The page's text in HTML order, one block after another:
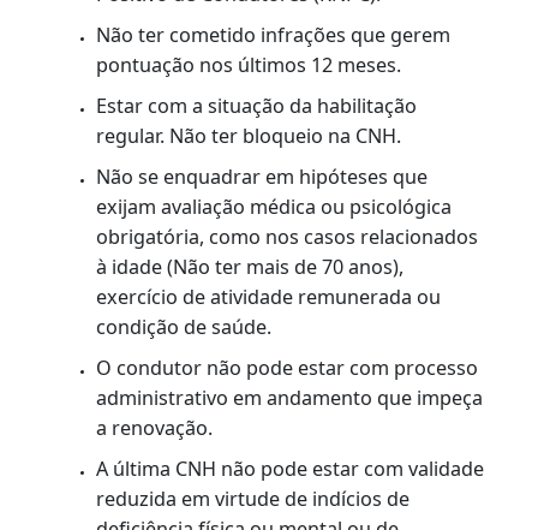
O QUE É?
É a emissão de uma nova Carteira Nacional de
Habilitação, quando a anterior estiver vencida
ou prestes a vencer.
RENOVAÇÃO AUTOMÁTICA
Para ter direito à renovação sem necessidade
de comparecimento presencial são os pré-
requisitos abaixo:
Estar cadastrado no Registro Nacional
Positivo de Condutores (RNPC).
Não ter cometido infrações que gerem
pontuação nos últimos 12 meses.